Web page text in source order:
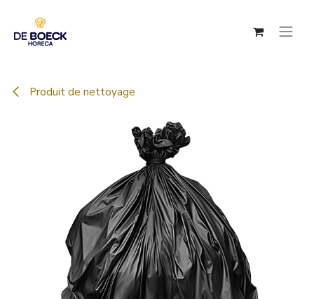
Produit de nettoyage